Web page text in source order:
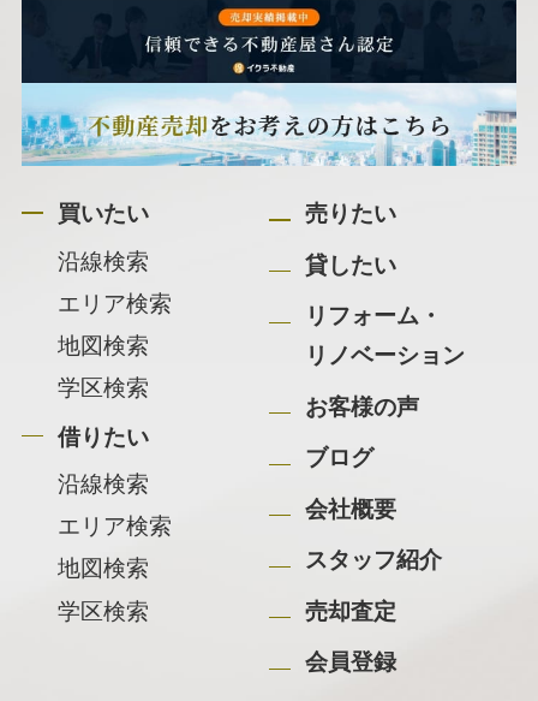
買いたい
沿線検索
エリア検索
地図検索
学区検索
借りたい
沿線検索
エリア検索
地図検索
学区検索
売りたい
貸したい
リフォーム・
リノベーション
お客様の声
ブログ
会社概要
スタッフ紹介
売却査定
会員登録